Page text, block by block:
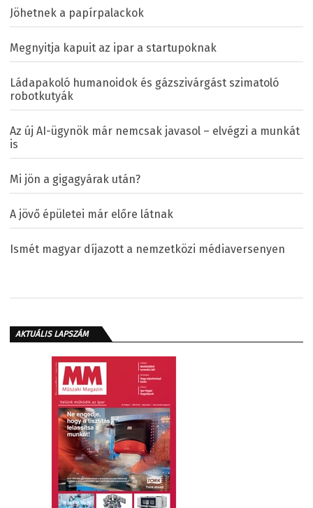
Jöhetnek a papírpalackok
Megnyitja kapuit az ipar a startupoknak
Ládapakoló humanoidok és gázszivárgást szimatoló
robotkutyák
Az új AI-ügynök már nemcsak javasol – elvégzi a munkát
is
Mi jön a gigagyárak után?
A jövő épületei már előre látnak
Ismét magyar díjazott a nemzetközi médiaversenyen
AKTUÁLIS LAPSZÁM